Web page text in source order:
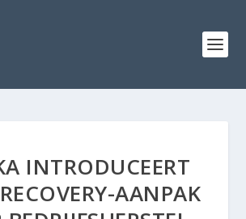
INTRODUCEERT
AANPAK